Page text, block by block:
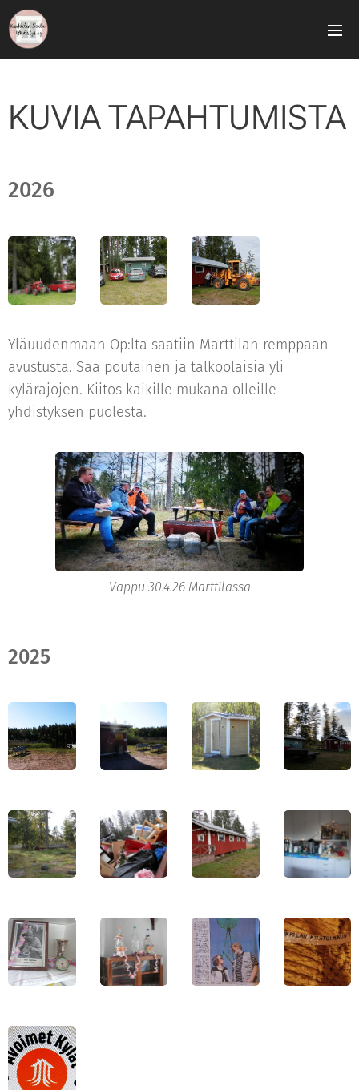
KUVIA TAPAHTUMISTA
2026
Yläuudenmaan Op:lta saatiin Marttilan remppaan
avustusta. Sää poutainen ja talkoolaisia yli
kylärajojen. Kiitos kaikille mukana olleille
yhdistyksen puolesta.
Vappu 30.4.26 Marttilassa
2025